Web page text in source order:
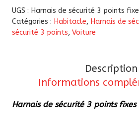
Harnais
de
sécurité
Saloon
UGS : Harnais de sécurité 3 points
Catégories : Habitacle, Harnais de
sécurité 3 points, Voiture
Description
Informations
Harnais de sécurité 3 points